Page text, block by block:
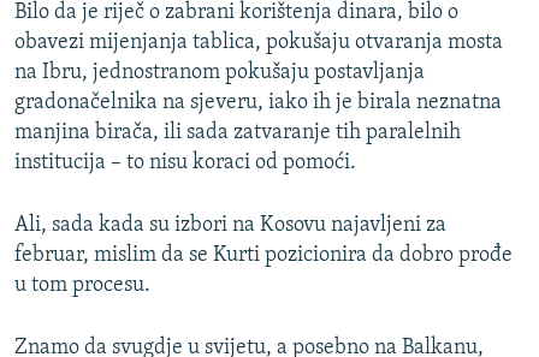
Bilo da je riječ o zabrani korištenja dinara, bilo o
obavezi mijenjanja tablica, pokušaju otvaranja mosta
na Ibru, jednostranom pokušaju postavljanja
gradonačelnika na sjeveru, iako ih je birala neznatna
manjina birača, ili sada zatvaranje tih paralelnih
institucija – to nisu koraci od pomoći.
Ali, sada kada su izbori na Kosovu najavljeni za
februar, mislim da se Kurti pozicionira da dobro prođe
u tom procesu.
Znamo da svugdje u svijetu, a posebno na Balkanu,